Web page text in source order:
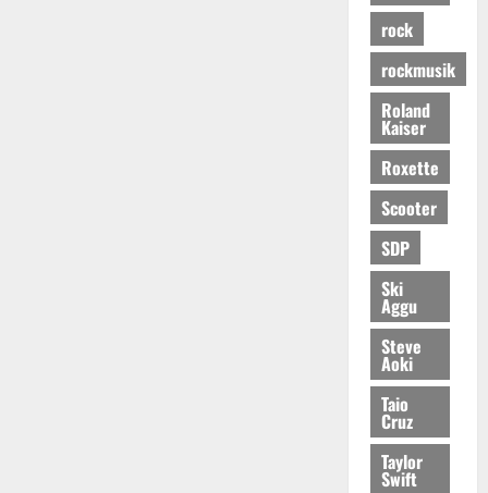
rock
rockmusik
Roland
Kaiser
Roxette
Scooter
SDP
Ski
Aggu
Steve
Aoki
Taio
Cruz
Taylor
Swift